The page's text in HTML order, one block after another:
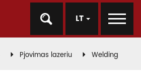
LT
Pjovimas lazeriu Welding